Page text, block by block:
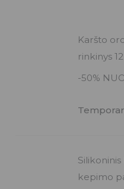
Karšto
rinkinys
-50%
kepimo